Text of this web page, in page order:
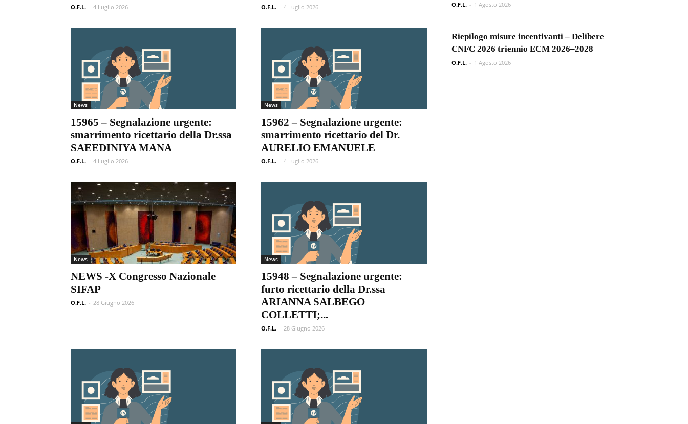
O.F.L. - 4 Luglio 2026 O.F.L. - 4 Luglio 2026
News
15965 – Segnalazione urgente:
smarrimento ricettario della Dr.ssa
SAEEDINIYA MANA
O.F.L. - 4 Luglio 2026
News
15962 – Segnalazione urgente:
smarrimento ricettario del Dr.
AURELIO EMANUELE
O.F.L. - 4 Luglio 2026
News
NEWS -X Congresso Nazionale
SIFAP
O.F.L. - 28 Giugno 2026
News
15948 – Segnalazione urgente:
furto ricettario della Dr.ssa
ARIANNA SALBEGO
COLLETTI;...
O.F.L. - 28 Giugno 2026
O.F.L. - 1 Agosto 2026
Riepilogo misure incentivanti – Delibere
CNFC 2026 triennio ECM 2026–2028
O.F.L. - 1 Agosto 2026